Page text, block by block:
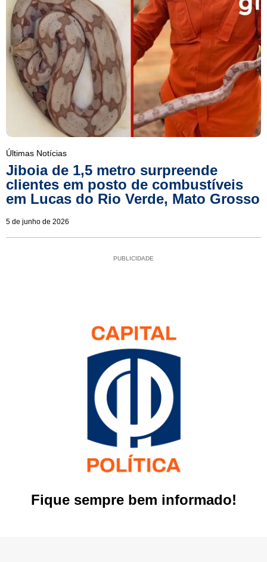
Últimas Notícias
Jiboia de 1,5 metro surpreende
clientes em posto de combustíveis
em Lucas do Rio Verde, Mato Grosso
5 de junho de 2026
PUBLICIDADE
Fique sempre bem informado!